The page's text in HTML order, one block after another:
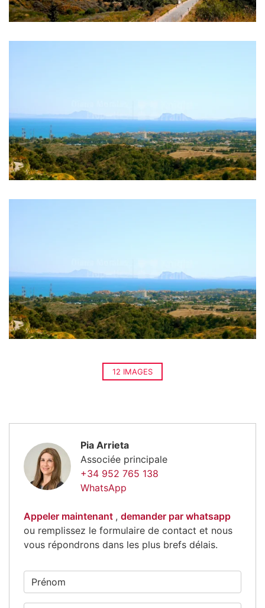
12 IMAGES
Pia Arrieta
Associée principale
+34 952 765 138
WhatsApp
Appeler maintenant , demander par whatsapp
ou remplissez le formulaire de contact et nous
vous répondrons dans les plus brefs délais.